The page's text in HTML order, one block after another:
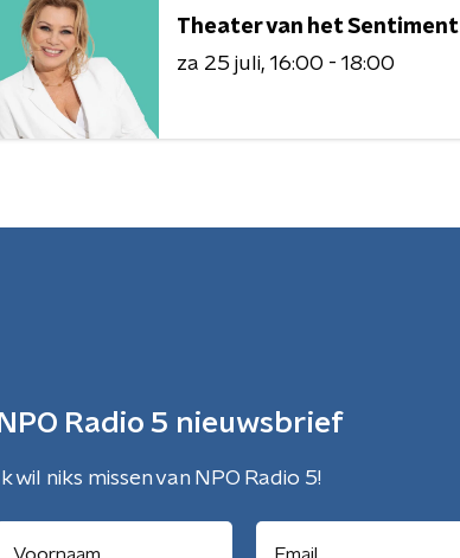
Theater van het Sentiment
za 25 juli 16:00 - 18:00
NPO Radio 5 nieuwsbrief
Ik wil niks missen van NPO Radio 5!